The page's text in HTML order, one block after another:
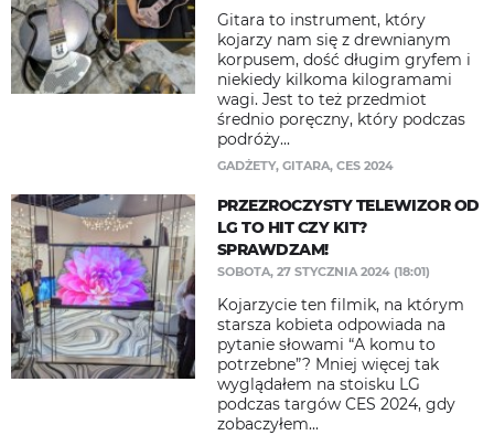
Gitara to instrument, który
kojarzy nam się z drewnianym
korpusem, dość długim gryfem i
niekiedy kilkoma kilogramami
wagi. Jest to też przedmiot
średnio poręczny, który podczas
podróży...
GADŻETY, GITARA, CES 2024
PRZEZROCZYSTY TELEWIZOR OD
LG TO HIT CZY KIT?
SPRAWDZAM!
SOBOTA, 27 STYCZNIA 2024 (18:01)
Kojarzycie ten filmik, na którym
starsza kobieta odpowiada na
pytanie słowami “A komu to
potrzebne”? Mniej więcej tak
wyglądałem na stoisku LG
podczas targów CES 2024, gdy
zobaczyłem...